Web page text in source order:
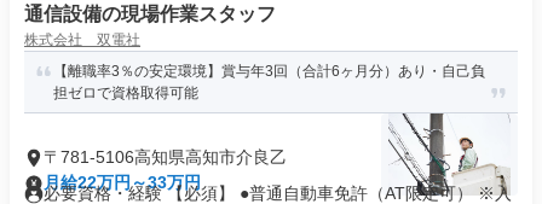
通信設備の現場作業スタッフ
株式会社 双電社
【離職率3％の安定環境】賞与年3回（合計6ヶ月分）あり・自己負
担ゼロで資格取得可能
〒781-5106高知県高知市介良乙
月給22万円～33万円
必要資格・経験 【必須】 ●普通自動車免許（AT限定可） ※入